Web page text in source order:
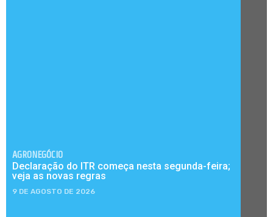
AGRONEGÓCIO
Declaração do ITR começa nesta segunda-feira;
veja as novas regras
9 DE AGOSTO DE 2026